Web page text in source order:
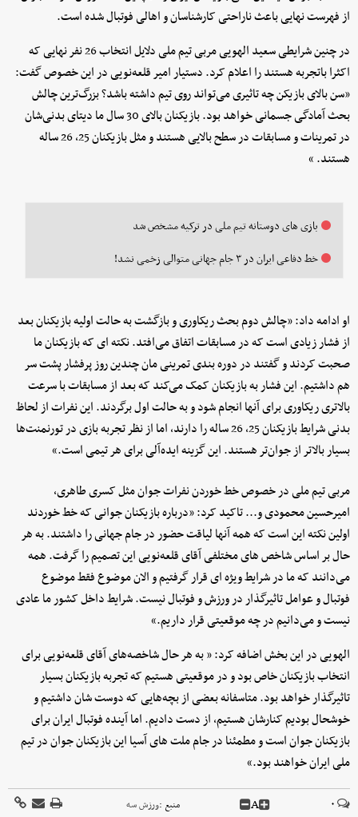
از فهرست نهایی باعث ناراحتی کارشناسان و اهالی فوتبال شده است.
در چنین شرایطی سعید الهویی مربی تیم ملی دلایل انتخاب 26 نفر نهایی که
اکثرا باتجربه هستند را اعلام کرد. دستیار امیر قلعه‌‌نویی در این خصوص گفت:
«سن بالای بازیکن چه تاثیری می‌تواند روی تیم داشته باشد؟ بزرگ‌ترین چالش
بحث آمادگی جسمانی خواهد بود. بازیکنان بالای 30 سال ما دیتای بدنی‌شان
در تمرینات و مسابقات در سطح بالایی هستند و مثل بازیکنان 25، 26 ساله
هستند. »
بازی های دوستانه تیم ملی در ترکیه مشخص شد
خط دفاعی ایران در ۳ جام جهانی متوالی زخمی نشد!
او ادامه داد: «چالش دوم بحث ریکاوری و بازگشت به حالت اولیه بازیکنان بعد
از فشار زیادی است که در مسابقات اتفاق می‌افتد. نکته ای که بازیکنان ما
صحبت کردند و گفتند در دوره بندی تمرینی مان چندین روز پرفشار پشت سر
هم داشتیم. این فشار به بازیکنان کمک می‌کند که بعد از مسابقات با سرعت
بالاتری ریکاوری برای آنها انجام شود و به حالت اول برگردند. این نفرات از لحاظ
بدنی شرایط بازیکنان 25، 26 ساله را دارند، اما از نظر تجربه بازی در تورنمنت‌ها
بسیار بالاتر از جوان‌تر هستند. این گزینه ایده‌آلی برای هر تیمی است.»
مربی تیم ملی در خصوص خط خوردن نفرات جوان مثل کسری طاهری،
امیرحسین محمودی و... تاکید کرد: «درباره بازیکنان جوانی که خط خوردند
اولین نکته این است که همه آنها لیاقت حضور در جام جهانی را داشتند. به هر
حال بر اساس شاخص های مختلفی آقای قلعه‌نویی این تصمیم را گرفت. همه
می‌دانند که ما در شرایط ویژه ای قرار گرفتیم و الان موضوع فقط موضوع
فوتبال و عوامل تاثیرگذار در ورزش و فوتبال نیست. شرایط داخل کشور ما عادی
نیست و می‌دانیم در چه موقعیتی قرار داریم.»
الهویی در این بخش اضافه کرد: « به هر حال شاخصه‌های آقای قلعه‌نویی برای
انتخاب بازیکنان خاص بود و در موقعیتی هستیم که تجربه بازیکنان بسیار
تاثیرگذار خواهد بود. متاسفانه بعضی از بچه‌هایی که دوست شان داشتیم و
خوشحال بودیم کنارشان هستیم، از دست دادیم. اما آینده فوتبال ایران برای
بازیکنان جوان است و مطمئنا در جام ملت های آسیا این بازیکنان جوان در تیم
ملی ایران خواهند بود.»
۰ A منبع :ورزش سه